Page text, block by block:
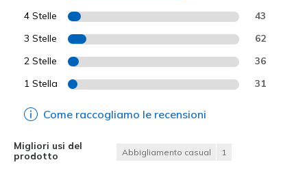
4 Stelle 43
3 Stelle 62
2 Stelle 36
1 Stella 31
Come raccogliamo le recensioni
Migliori usi del
prodotto
Abbigliamento casual 1